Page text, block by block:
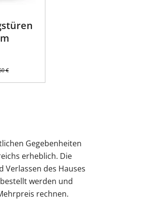
€
Gegebenheiten
erheblich. Die
des Hauses
werden und
rechnen.